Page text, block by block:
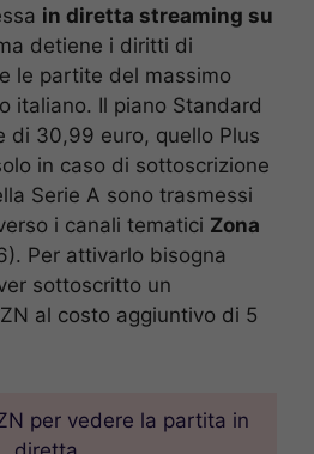
in diretta streaming su
detiene i diritti di
le partite del massimo
italiano. Il piano Standard
di 30,99 euro, quello Plus
in caso di sottoscrizione
Serie A sono trasmessi
i canali tematici Zona
Per attivarlo bisogna
sottoscritto un
al costo aggiuntivo di 5
per vedere la partita in